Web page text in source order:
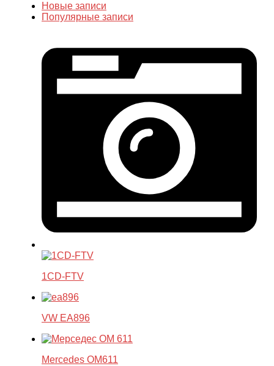
Новые записи
Популярные записи
1CD-FTV
VW EA896
Mercedes OM611